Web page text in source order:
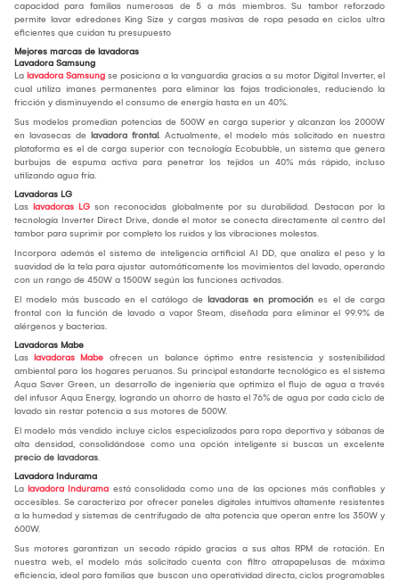
capacidad para familias numerosas de 5 a más miembros. Su tambor reforzado
permite lavar edredones King Size y cargas masivas de ropa pesada en ciclos ultra
eficientes que cuidan tu presupuesto
Mejores marcas de lavadoras
Lavadora Samsung
La lavadora Samsung se posiciona a la vanguardia gracias a su motor Digital Inverter, el
cual utiliza imanes permanentes para eliminar las fajas tradicionales, reduciendo la
fricción y disminuyendo el consumo de energía hasta en un 40%.
Sus modelos promedian potencias de 500W en carga superior y alcanzan los 2000W
en lavasecas de lavadora frontal. Actualmente, el modelo más solicitado en nuestra
plataforma es el de carga superior con tecnología Ecobubble, un sistema que genera
burbujas de espuma activa para penetrar los tejidos un 40% más rápido, incluso
utilizando agua fría.
Lavadoras LG
Las lavadoras LG son reconocidas globalmente por su durabilidad. Destacan por la
tecnología Inverter Direct Drive, donde el motor se conecta directamente al centro del
tambor para suprimir por completo los ruidos y las vibraciones molestas.
Incorpora además el sistema de inteligencia artificial AI DD, que analiza el peso y la
suavidad de la tela para ajustar automáticamente los movimientos del lavado, operando
con un rango de 450W a 1500W según las funciones activadas.
El modelo más buscado en el catálogo de lavadoras en promoción es el de carga
frontal con la función de lavado a vapor Steam, diseñada para eliminar el 99.9% de
alérgenos y bacterias.
Lavadoras Mabe
Las lavadoras Mabe ofrecen un balance óptimo entre resistencia y sostenibilidad
ambiental para los hogares peruanos. Su principal estandarte tecnológico es el sistema
Aqua Saver Green, un desarrollo de ingeniería que optimiza el flujo de agua a través
del infusor Aqua Energy, logrando un ahorro de hasta el 76% de agua por cada ciclo de
lavado sin restar potencia a sus motores de 500W.
El modelo más vendido incluye ciclos especializados para ropa deportiva y sábanas de
alta densidad, consolidándose como una opción inteligente si buscas un excelente
precio de lavadoras.
Lavadora Indurama
La lavadora Indurama está consolidada como una de las opciones más confiables y
accesibles. Se caracteriza por ofrecer paneles digitales intuitivos altamente resistentes
a la humedad y sistemas de centrifugado de alta potencia que operan entre los 350W y
600W.
Sus motores garantizan un secado rápido gracias a sus altas RPM de rotación. En
nuestra web, el modelo más solicitado cuenta con filtro atrapapelusas de máxima
eficiencia, ideal para familias que buscan una operatividad directa, ciclos programables